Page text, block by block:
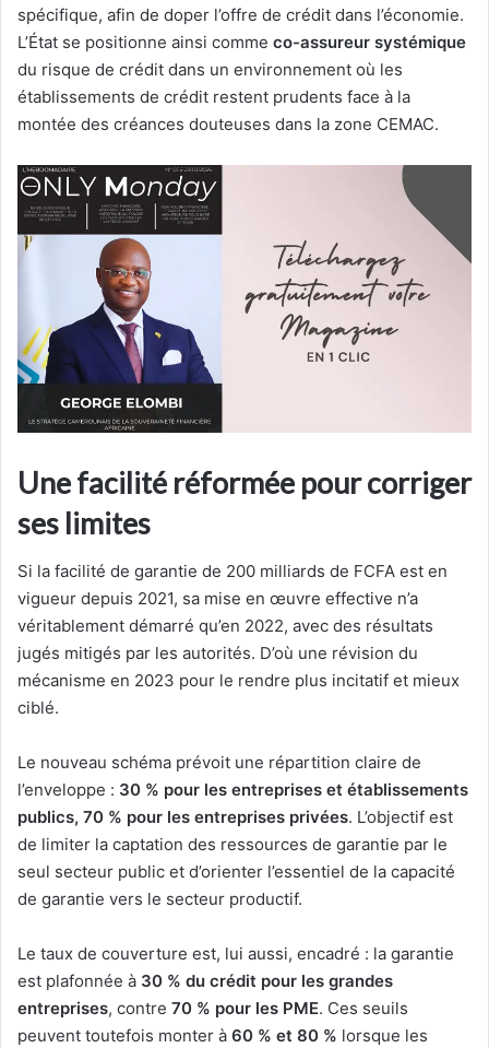
spécifique, afin de doper l’offre de crédit dans l’économie.
L’État se positionne ainsi comme co-assureur systémique
du risque de crédit dans un environnement où les
établissements de crédit restent prudents face à la
montée des créances douteuses dans la zone CEMAC.
Une facilité réformée pour corriger
ses limites
Si la facilité de garantie de 200 milliards de FCFA est en
vigueur depuis 2021, sa mise en œuvre effective n’a
véritablement démarré qu’en 2022, avec des résultats
jugés mitigés par les autorités. D’où une révision du
mécanisme en 2023 pour le rendre plus incitatif et mieux
ciblé.
Le nouveau schéma prévoit une répartition claire de
l’enveloppe : 30 % pour les entreprises et établissements
publics, 70 % pour les entreprises privées. L’objectif est
de limiter la captation des ressources de garantie par le
seul secteur public et d’orienter l’essentiel de la capacité
de garantie vers le secteur productif.
Le taux de couverture est, lui aussi, encadré : la garantie
est plafonnée à 30 % du crédit pour les grandes
entreprises, contre 70 % pour les PME. Ces seuils
peuvent toutefois monter à 60 % et 80 % lorsque les